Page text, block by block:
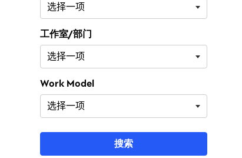
工作室/部门
Work Model
搜索